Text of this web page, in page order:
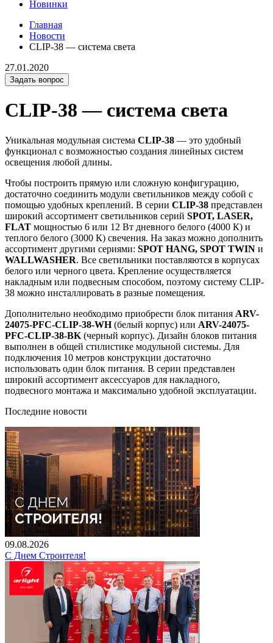
Новинки
Главная
Новости
CLIP-38 — система света
27.01.2020
Задать вопрос
CLIP-38 — система света
Уникальная модульная система CLIP-38 — это удобный
функционал с возможностью создания линейных систем
освещения любой длины.
Чтобы построить прямую или сложную конфигурацию,
достаточно соединить модули светильников между собой с
помощью удобных креплений. В серии CLIP-38 представлен
широкий ассортимент светильников серий SPOT, LASER,
FLAT мощностью 6 или 12 Вт дневного белого (4000 К) и
теплого белого (3000 К) свечения. На заказ можно дополнить
ассортимент другими сериями: SPOT HANG, SPOT TWIN и
WALLWASHER. Все светильники поставляются в корпусах
белого или черного цвета. Крепление осуществляется
накладным или подвесным способом, поэтому систему CLIP-
38 можно инсталлировать в разные помещения.
Дополнительно необходимо приобрести блок питания ARV-
24075-PFC-CLIP-38-WH(белый корпус) или ARV-24075-
PFC-CLIP-38-BK (черный корпус). Дизайн блоков питания
выполнен в общей стилистике модульной системы. Для
подключения 10 метров конструкции достаточно
использовать один блок питания. В серии представлен
широкий ассортимент аксессуаров для накладного,
подвесного монтажа и максимально удобной эксплуатации.
Последние новости
09.08.2026
С Днем Строителя!